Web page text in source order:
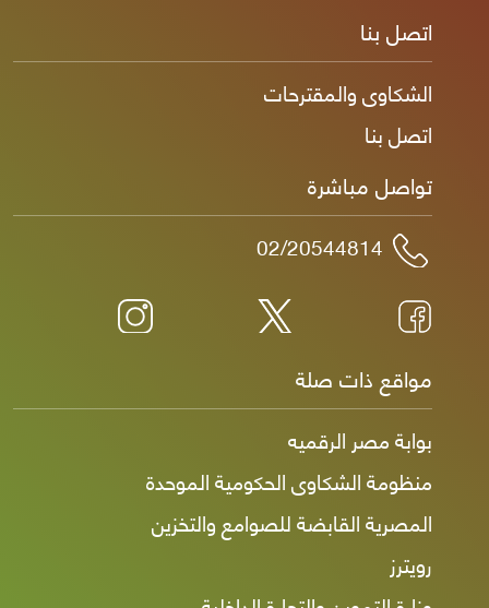
اتصل بنا
الشكاوى والمقترحات
اتصل بنا
تواصل مباشرة
مواقع ذات صلة
بوابة مصر الرقميه
منظومة الشكاوى الحكومية الموحدة
المصرية القابضة للصوامع والتخزين
رويترز